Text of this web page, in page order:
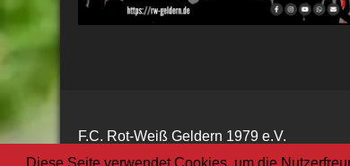
F.C. Rot-Weiß Geldern 1979 e.V.
Diese Seite verwendet Cookies, um die